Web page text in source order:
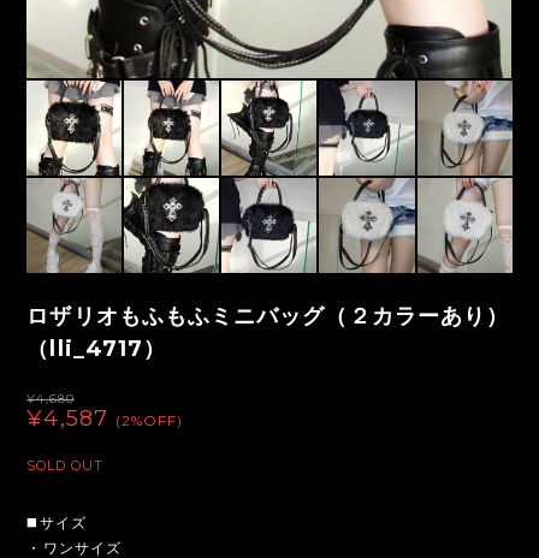
ロザリオもふもふミニバッグ（２カラーあり）
（lli_4717）
¥4,680
¥4,587 (2%OFF)
SOLD OUT
◼️サイズ
・ワンサイズ